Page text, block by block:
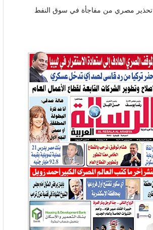
تحذير مصري من مفاجأة في سوق النفط